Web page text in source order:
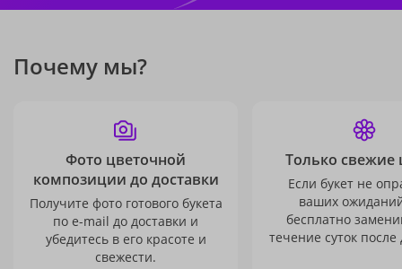
Почему мы?
Фото цветочной
композиции до доставки
Получите фото готового букета
по e-mail до доставки и
убедитесь в его красоте и
свежести.
Только свежие
Если букет не
ваших
бесплатно
течение суток после